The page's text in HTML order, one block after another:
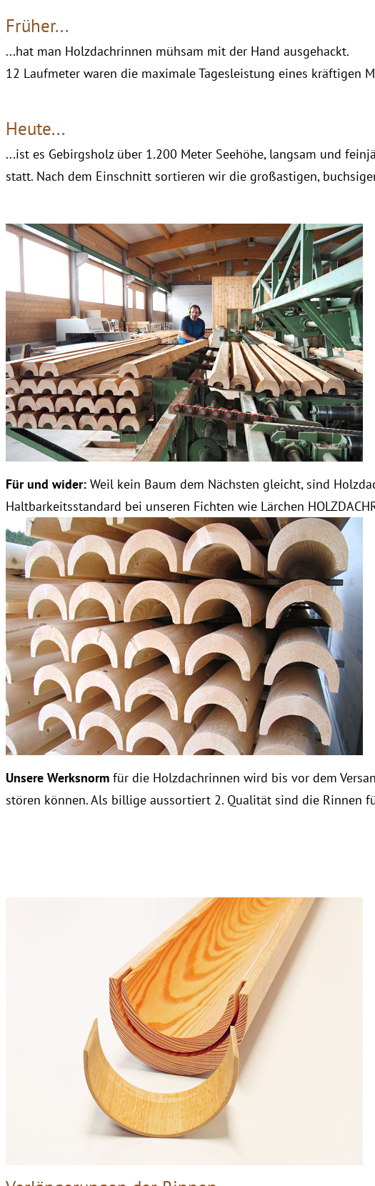
Früher...
...hat man Holzdachrinnen mühsam mit der Hand ausgehackt.
12 Laufmeter waren die maximale Tagesleistung eines kräftigen
Heute...
...ist es Gebirgsholz über 1.200 Meter Seehöhe, langsam und
statt. Nach dem Einschnitt sortieren wir die großastigen,
Für und wider: Weil kein Baum dem Nächsten gleicht, sind
Haltbarkeitsstandard bei unseren Fichten wie Lärchen
Unsere Werksnorm für die Holzdachrinnen wird bis vor dem
stören können. Als billige aussortiert 2. Qualität sind die Rinnen